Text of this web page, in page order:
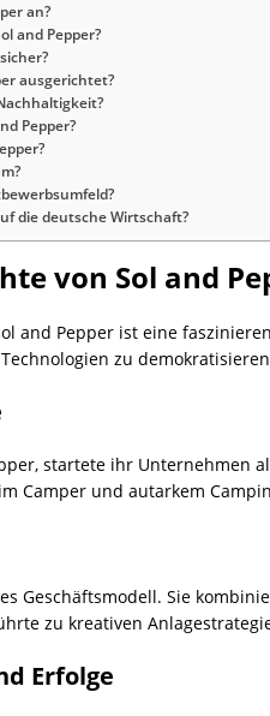
an?
and Pepper?
ausgerichtet?
Pepper?
die deutsche Wirtschaft?
von Sol and
and Pepper ist eine
zu
startete ihr Unternehmen
Camper und autarkem
Geschäftsmodell. Sie
zu kreativen
Erfolge